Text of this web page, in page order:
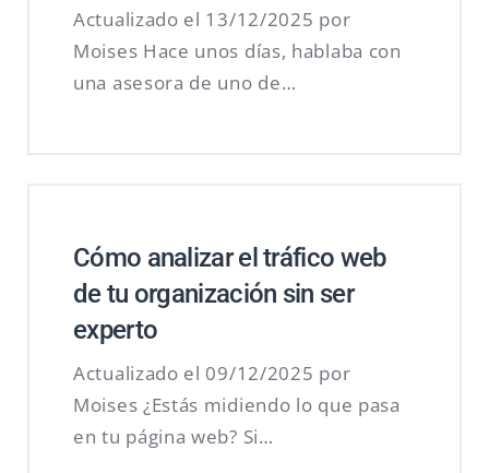
Actualizado el 13/12/2025 por
Moises Hace unos días, hablaba con
una asesora de uno de…
Cómo analizar el tráfico web
de tu organización sin ser
experto
Actualizado el 09/12/2025 por
Moises ¿Estás midiendo lo que pasa
en tu página web? Si…